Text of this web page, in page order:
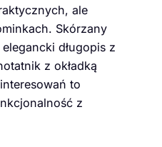
ale
Skórzany
długopis z
z okładką
to
z